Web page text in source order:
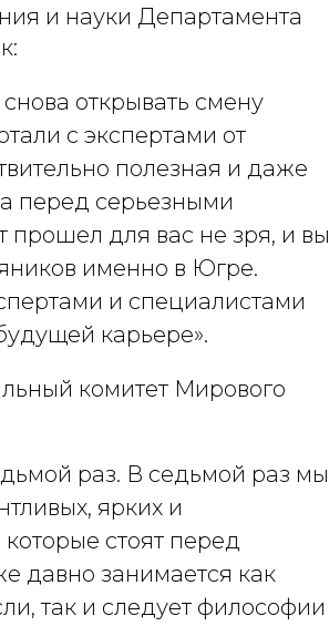
и науки Департамента
открывать смену
с экспертами от
полезная и даже
перед серьезными
прошел для вас не зря, и вы
именно в Югре.
и специалистами
карьере».
комитет Мирового
раз. В седьмой раз мы
ярких и
стоят перед
давно занимается как
так и следует философии